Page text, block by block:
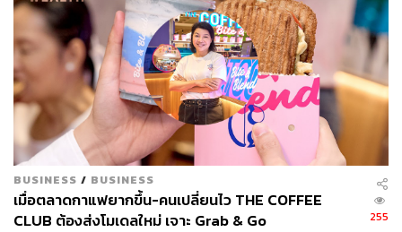
ข่าวที่เกี่ยวข้อง:
40-50 สาขาไม่พอแล้ว! Uniqlo ประกาศกร้าวขยายสาข
าเพิ่ม 1 เท่าตัว เป็นปีละ 100 สาขาในเอเชีย หลังมองจะเ
ป็นศูนย์กลางการเติบโตของโลก
เกิดอะไรขึ้น เมื่อ Uniqlo ทุ่มการลงทุนในช่องทาง ‘อีคอ
มเมิร์ซ’ มากกว่า ‘ร้านค้าจริง’ ไปแล้ว
สวนกระแสเทรนด์ค้าปลีก! ต่อไปร้านใหม่ของ Muji ในไ
ทยจะมีขนาดใหญ่บิ๊กเบิ้มไม่น้อยกว่า 1,500 ตร.ม. พร้อ
มตั้งเป้าเปิดปีละ 5 สาขา และจะไปในต่างจังหวัดมากขึ้
น
BUSINESS / BUSINESS
เมื่อตลาดกาแฟยากขึ้น-คนเปลี่ยนไว THE COFFEE
CLUB ต้องส่งโมเดลใหม่ เจาะ Grab & Go
255